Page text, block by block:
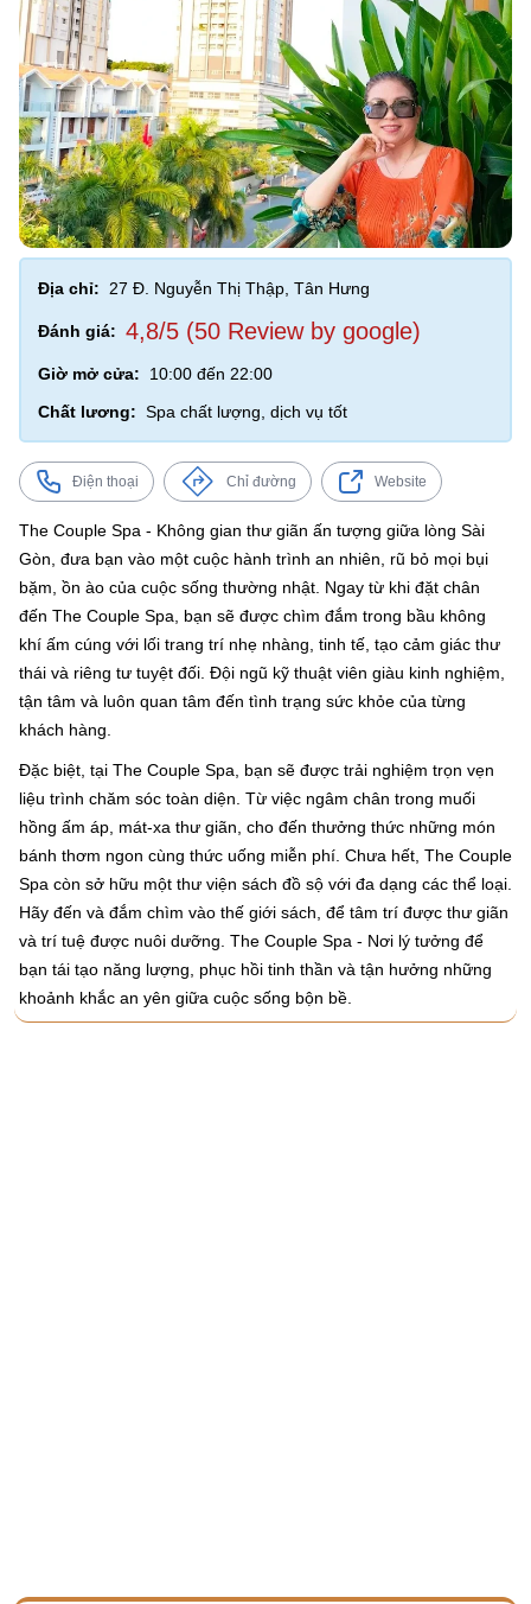
Địa chỉ: 27 Đ. Nguyễn Thị Thập, Tân Hưng
Đánh giá: 4,8/5 (50 Review by google)
Giờ mở cửa:
10:00 đến 22:00
Chất lương: Spa chất lượng, dịch vụ tốt
Điện thoại Chỉ đường Website
The Couple Spa - Không gian thư giãn ấn tượng giữa lòng Sài
Gòn, đưa bạn vào một cuộc hành trình an nhiên, rũ bỏ mọi bụi
bặm, ồn ào của cuộc sống thường nhật. Ngay từ khi đặt chân
đến The Couple Spa, bạn sẽ được chìm đắm trong bầu không
khí ấm cúng với lối trang trí nhẹ nhàng, tinh tế, tạo cảm giác thư
thái và riêng tư tuyệt đối. Đội ngũ kỹ thuật viên giàu kinh nghiệm,
tận tâm và luôn quan tâm đến tình trạng sức khỏe của từng
khách hàng.
Đặc biệt, tại The Couple Spa, bạn sẽ được trải nghiệm trọn vẹn
liệu trình chăm sóc toàn diện. Từ việc ngâm chân trong muối
hồng ấm áp, mát-xa thư giãn, cho đến thưởng thức những món
bánh thơm ngon cùng thức uống miễn phí. Chưa hết, The Couple
Spa còn sở hữu một thư viện sách đồ sộ với đa dạng các thể loại.
Hãy đến và đắm chìm vào thế giới sách, để tâm trí được thư giãn
và trí tuệ được nuôi dưỡng. The Couple Spa - Nơi lý tưởng để
bạn tái tạo năng lượng, phục hồi tinh thần và tận hưởng những
khoảnh khắc an yên giữa cuộc sống bộn bề.